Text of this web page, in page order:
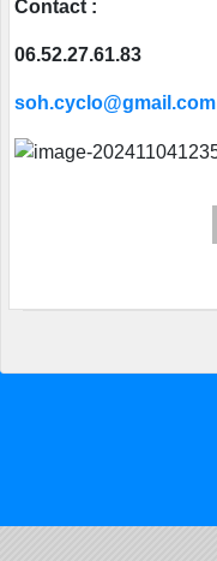
Contact :
06.52.27.61.83
soh.cyclo@gmail.com